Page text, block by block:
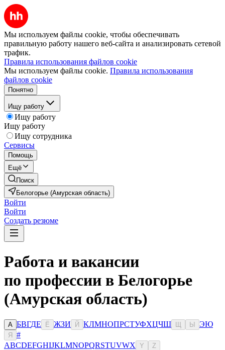
Мы используем файлы cookie, чтобы обеспечивать
правильную работу нашего веб-сайта и анализировать сетевой
трафик.
Правила использования файлов cookie
Мы используем файлы cookie. Правила использования
файлов cookie
Понятно
Ищу работу
Ищу работу
Ищу работу
Ищу сотрудника
Сервисы
Помощь
Ещё
Поиск
Белогорье (Амурская область)
Войти
Войти
Создать резюме
Работа и вакансии
по профессии в Белогорье
(Амурская область)
А БВГДЕ Ё ЖЗИ Й КЛМНОПРСТУФХЦЧШ Ы ЭЮ
Я
#
ABCDEFGHIJKLMNOPQRSTUVWX Y Z